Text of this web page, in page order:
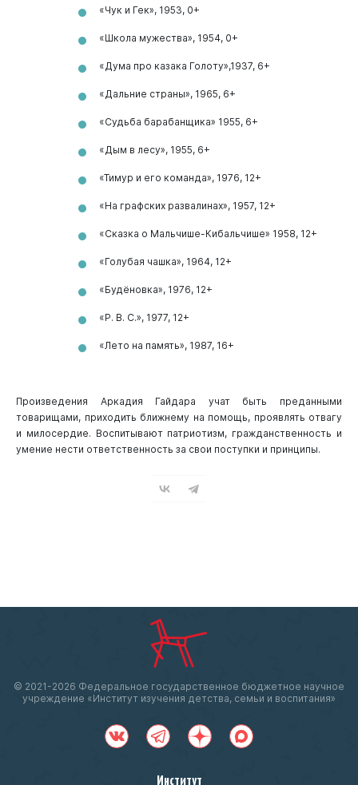
«Чук и Гек», 1953, 0+
«Школа мужества», 1954, 0+
«Дума про казака Голоту»,1937, 6+
«Дальние страны», 1965, 6+
«Судьба барабанщика» 1955, 6+
«Дым в лесу», 1955, 6+
«Тимур и его команда», 1976, 12+
«На графских развалинах», 1957, 12+
«Сказка о Мальчише-Кибальчише» 1958, 12+
«Голубая чашка», 1964, 12+
«Будёновка», 1976, 12+
«Р. В. С.», 1977, 12+
«Лето на память», 1987, 16+
Произведения Аркадия Гайдара учат быть преданными
товарищами, приходить ближнему на помощь, проявлять отвагу
и милосердие. Воспитывают патриотизм, гражданственность и
умение нести ответственность за свои поступки и принципы.
© 2021-2026 Федеральное государственное бюджетное научное
учреждение «Институт изучения детства, семьи и воспитания»
Институт